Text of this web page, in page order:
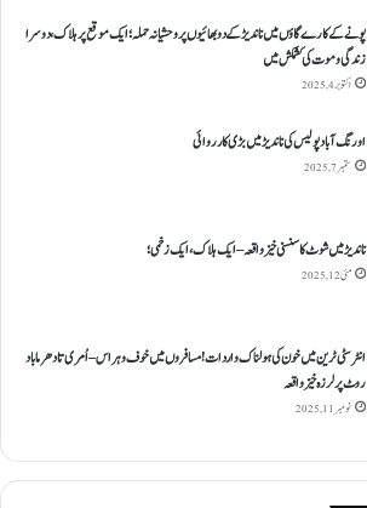
پونے کے کارےگاؤں میں ناندیڑ کے دو بھائیوں پر وحشیانہ حملہ؛ ایک موقع پر ہلاک، دوسرا
زندگی و موت کی کشمکش میں
اکتوبر 4, 2025
اورنگ آباد پولیس کی ناندیڑ میں بڑی کارروائی
ستمبر 7, 2025
ناندیڑ میں شوٹ کا سنسنی خیز واقعہ – ایک ہلاک، ایک زخمی؛
مئی 12, 2025
انٹر سٹی ٹرین میں خون کی ہولناک واردات! مسافروں میں خوف و ہراس – اُمری تا دھرما باد
روٹ پر لرزہ خیز واقعہ
نومبر 11, 2025